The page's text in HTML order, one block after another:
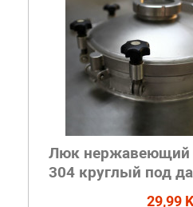
Люк нержавеющий
304 круглый под
29,99